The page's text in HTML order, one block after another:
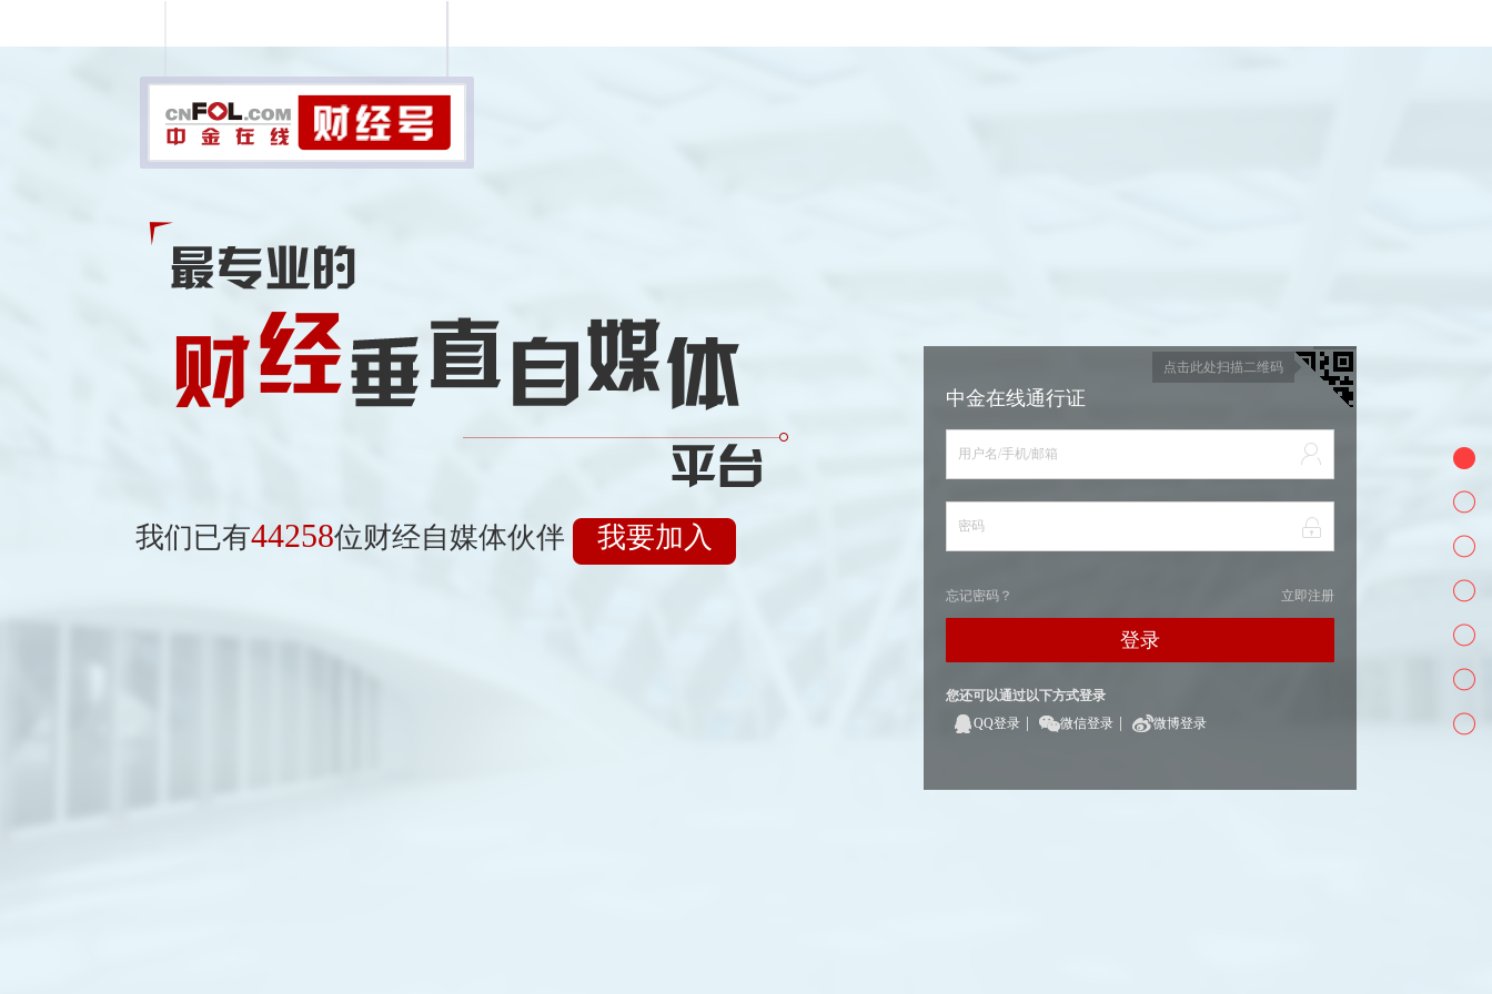
我们已有44258位财经自媒体伙伴 我要加入
点击此处扫描二维码
中金在线通行证
用户名/手机/邮箱
密码
立即注册
忘记密码？
登录
您还可以通过以下方式登录
QQ登录
微信登录 微博登录